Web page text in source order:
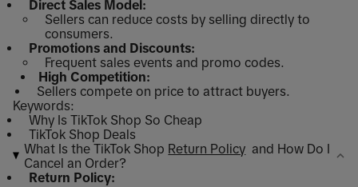
Direct Sales Model:
Sellers can reduce costs by selling directly to
consumers.
Promotions and Discounts:
Frequent sales events and promo codes.
High Competition:
Sellers compete on price to attract buyers.
Keywords:
Why Is TikTok Shop So Cheap
TikTok Shop Deals
What Is the TikTok Shop Return Policy and How Do I
Cancel an Order?
Return Policy: